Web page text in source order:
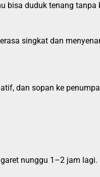
bisa duduk tenang tanpa
singkat dan
dan sopan ke
nunggu 1–2 jam lagi.